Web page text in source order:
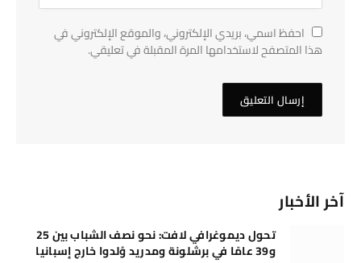
احفظ اسمي، بريدي الإلكتروني، والموقع الإلكتروني في
هذا المتصفح لاستخدامها المرة المقبلة في تعليقي.
آخر الأخبار
تحول ديموغرافي لافت: نحو نصف الشباب بين 25
و39 عامًا في برشلونة ومدريد وُلدوا خارج إسبانيا